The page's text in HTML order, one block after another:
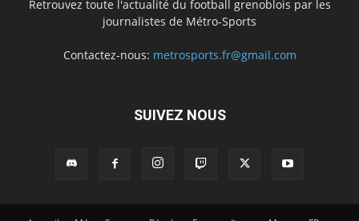
Retrouvez toute l'actualité du football grenoblois par les
journalistes de Métro-Sports
Contactez-nous: metrosports.fr@gmail.com
SUIVEZ NOUS